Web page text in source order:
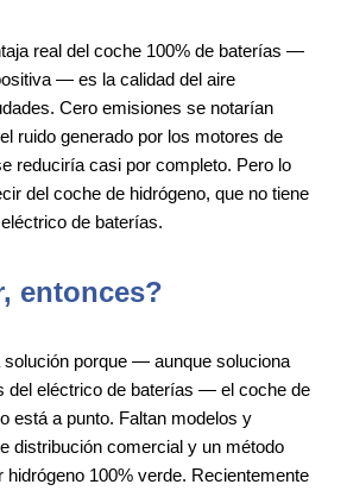
real del coche 100% de baterías —
— es la calidad del aire
Cero emisiones se notarían
ruido generado por los motores de
reduciría casi por completo. Pero lo
del coche de hidrógeno, que no tiene
de baterías.
entonces?
porque — aunque soluciona
del eléctrico de baterías — el coche de
está a punto. Faltan modelos y
distribución comercial y un método
hidrógeno 100% verde. Recientemente